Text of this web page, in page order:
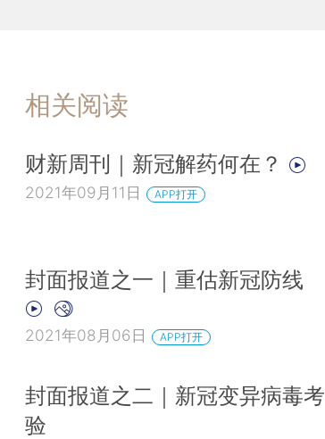
相关阅读
财新周刊｜新冠解药何在？
2021年09月11日 APP打开
封面报道之一｜重估新冠防线
2021年08月06日 APP打开
封面报道之二｜新冠变异病毒考
验